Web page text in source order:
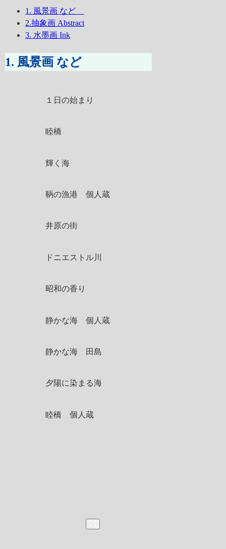
1. 風景画 など
2.抽象画 Abstract
3. 水墨画 Ink
1. 風景画 など
１日の始まり
睦橋
輝く海
鞆の漁港 個人蔵
井原の街
ドニエストル川
昭和の香り
静かな海 個人蔵
静かな海 田島
夕陽に染まる海
睦橋 個人蔵